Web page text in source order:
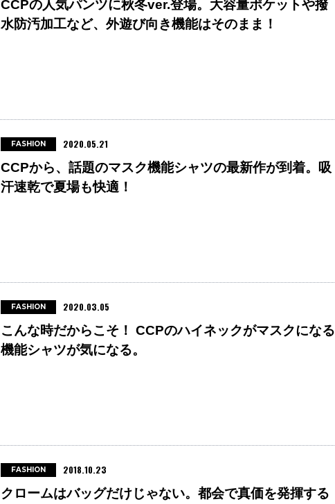
CCPの人気パンツに秋冬ver.登場。大容量ポケットや撥
水防汚加工など、外遊び向き機能はそのまま！
CCPから、話題のマスク機能シャツの最新作が到着。吸
汗速乾で夏場も快適！
FASHION 2020.05.21
こんな時だからこそ！ CCPのハイネックがマスクになる
機能シャツが気になる。
FASHION 2020.03.05
クロームはバッグだけじゃない。都会で真価を発揮する
FASHION 2018.10.23